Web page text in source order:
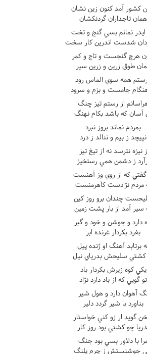
کشور آمد کنون زين نشان
همان تاجداران گردنکشان
نمانم بسي گنج و تخت
شدست اندرين کار سخت
هرچ گنجست و تاج و کمر
طوق زرين و زرين سپر
همه سوي الماس رود
جامست و بزم و سرود
از رستم تيز چنگ
آسان که باشد بکام نهنگ
بمردم نماند بروز نبرد
نپيچد ز بيم و ننالد ز درد
ز نيزه نترسد نه از تيغ تيز
ز دشمن همي رستخيز
گفتي که از روي وز آهنست
مردم نژادست کآهرمنست
چندان برو روز کين
سير آمد از بار پشت زمين
دارد و جوشن و خود و گبر
بغرد بکردار غرنده ابر
برتابد آهنگ او ژنده پيل
کشتي سليحش بدرياي نيل
يکي کوه زيرش بکردار باد
تو گويي که از باد دارد نژاد
آهوان دارد و هول شير
بناورد با شير گردد دلير
گويد ار زو کني خواستار
چو کشتي بود روز کار
با دلاور بسي بود جنگ
جوشنستش ز چرم پلنگ